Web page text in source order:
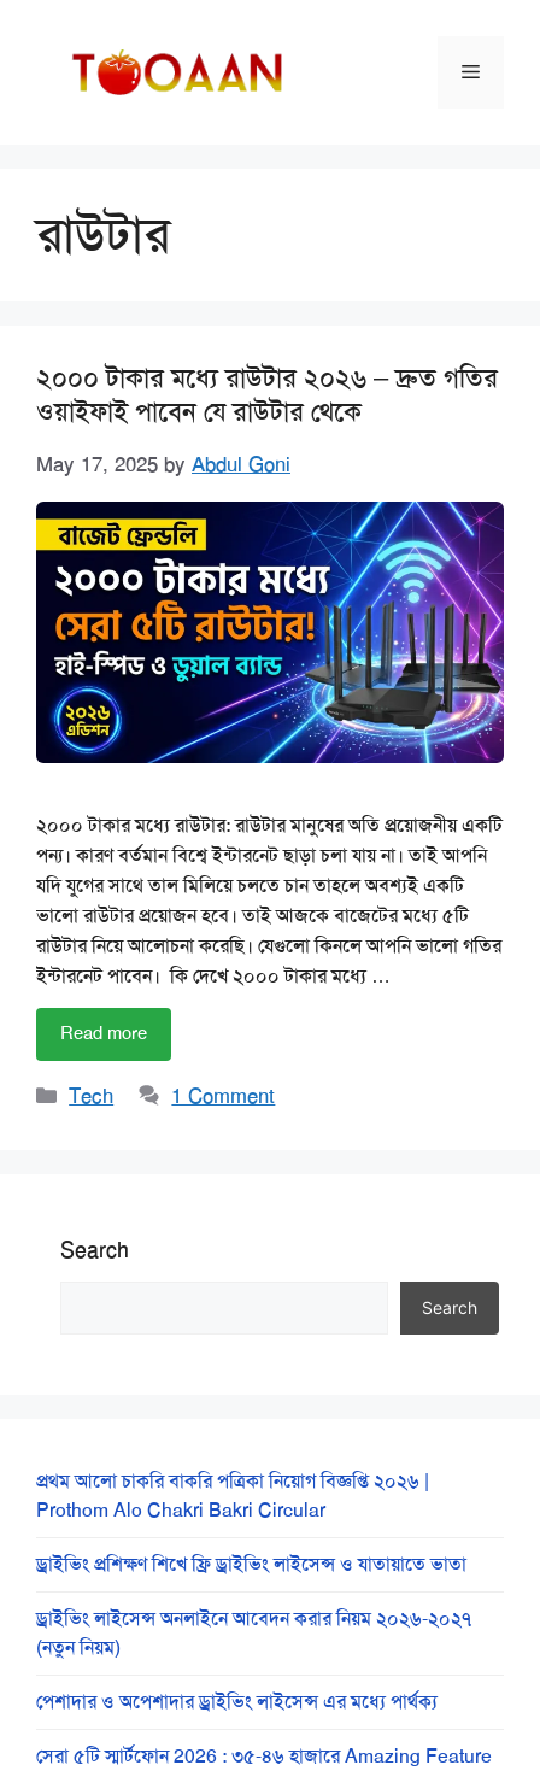
Menu
রাউটার
২০০০ টাকার মধ্যে রাউটার ২০২৬ – দ্রুত গতির
ওয়াইফাই পাবেন যে রাউটার থেকে
May 17, 2025 by Abdul Goni
২০০০ টাকার মধ্যে রাউটার: রাউটার মানুষের অতি প্রয়োজনীয় একটি
পন্য। কারণ বর্তমান বিশ্বে ইন্টারনেট ছাড়া চলা যায় না। তাই আপনি
যদি যুগের সাথে তাল মিলিয়ে চলতে চান তাহলে অবশ্যই একটি
ভালো রাউটার প্রয়োজন হবে। তাই আজকে বাজেটের মধ্যে ৫টি
রাউটার নিয়ে আলোচনা করেছি। যেগুলো কিনলে আপনি ভালো গতির
ইন্টারনেট পাবেন। কি দেখে ২০০০ টাকার মধ্যে …
Read more
Categories
Tech 1 Comment
Search
Search
প্রথম আলো চাকরি বাকরি পত্রিকা নিয়োগ বিজ্ঞপ্তি ২০২৬ |
Prothom Alo Chakri Bakri Circular
ড্রাইভিং প্রশিক্ষণ শিখে ফ্রি ড্রাইভিং লাইসেন্স ও যাতায়াতে ভাতা
ড্রাইভিং লাইসেন্স অনলাইনে আবেদন করার নিয়ম ২০২৬-২০২৭
(নতুন নিয়ম)
পেশাদার ও অপেশাদার ড্রাইভিং লাইসেন্স এর মধ্যে পার্থক্য
সেরা ৫টি স্মার্টফোন 2026 : ৩৫-৪৬ হাজারে Amazing Feature